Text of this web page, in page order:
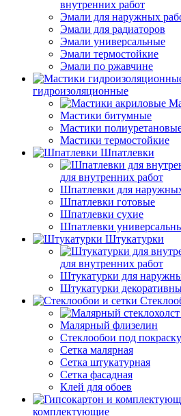
внутренних работ
Эмали для наружных
Эмали для радиаторов
Эмали универсальные
Эмали термостойкие
Эмали по ржавчине
гидроизоляционные
Мастики битумные
Мастики
Мастики термостойкие
Шпатлевки
для внутренних работ
Шпатлевки для
Шпатлевки готовые
Шпатлевки сухие
Шпатлевки
Штукатурки
для внутренних работ
Штукатурки для
Штукатурки
Малярный флизелин
Стеклообои под покраску
Сетка малярная
Сетка штукатурная
Сетка фасадная
Клей для обоев
комплектующие